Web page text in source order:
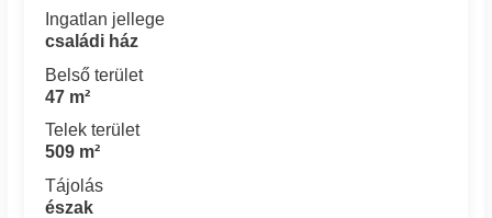
Ingatlan jellege
családi ház
Belső terület
47 m²
Telek terület
509 m²
Tájolás
észak